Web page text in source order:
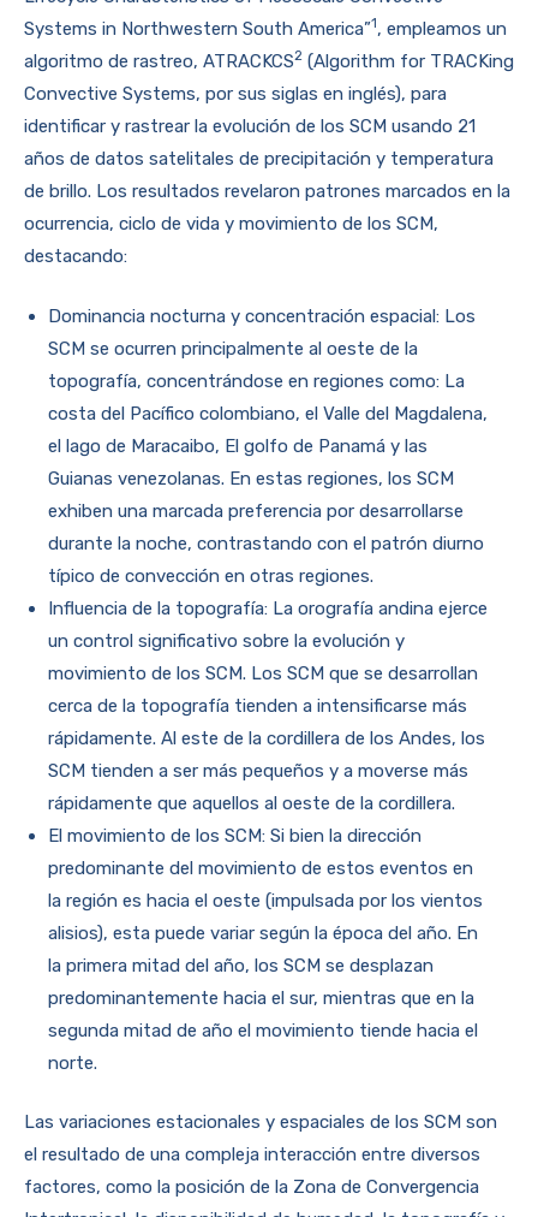
Systems in Northwestern South America”1, empleamos un
algoritmo de rastreo, ATRACKCS2 (Algorithm for TRACKing
Convective Systems, por sus siglas en inglés), para
identificar y rastrear la evolución de los SCM usando 21
años de datos satelitales de precipitación y temperatura
de brillo. Los resultados revelaron patrones marcados en la
ocurrencia, ciclo de vida y movimiento de los SCM,
destacando:
Dominancia nocturna y concentración espacial: Los
SCM se ocurren principalmente al oeste de la
topografía, concentrándose en regiones como: La
costa del Pacífico colombiano, el Valle del Magdalena,
el lago de Maracaibo, El golfo de Panamá y las
Guianas venezolanas. En estas regiones, los SCM
exhiben una marcada preferencia por desarrollarse
durante la noche, contrastando con el patrón diurno
típico de convección en otras regiones.
Influencia de la topografía: La orografía andina ejerce
un control significativo sobre la evolución y
movimiento de los SCM. Los SCM que se desarrollan
cerca de la topografía tienden a intensificarse más
rápidamente. Al este de la cordillera de los Andes, los
SCM tienden a ser más pequeños y a moverse más
rápidamente que aquellos al oeste de la cordillera.
El movimiento de los SCM: Si bien la dirección
predominante del movimiento de estos eventos en
la región es hacia el oeste (impulsada por los vientos
alisios), esta puede variar según la época del año. En
la primera mitad del año, los SCM se desplazan
predominantemente hacia el sur, mientras que en la
segunda mitad de año el movimiento tiende hacia el
norte.
Las variaciones estacionales y espaciales de los SCM son
el resultado de una compleja interacción entre diversos
factores, como la posición de la Zona de Convergencia